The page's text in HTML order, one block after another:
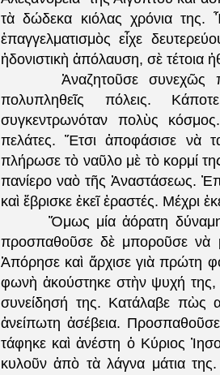
τὰ δώδεκα κιόλας χρόνια
ἐπαγγελματισμὸς εἶχε
ἡδονιστικὴ ἀπόλαυση, σὲ τέτοια
Ἀναζητοῦσε συνεχῶς
πολυπληθεῖς πόλεις.
συγκεντρωνόταν πολὺς
πελάτες. Ἔτσι ἀποφάσισε νὰ
πλήρωσε τὸ ναῦλο μὲ τὸ κορμί
πανίερο ναὸ τῆς Ἀναστάσεως.
καὶ ἔβρισκε ἐκεῖ ἐραστές. Μέχρι
Ὅμως μία ἀόρατη
προσπαθοῦσε δὲ μποροῦσε νὰ
Ἀπόρησε καὶ ἄρχισε γιὰ πρώτη
φωνὴ ἀκούστηκε στὴν ψυχή
συνείδησή της. Κατάλαβε πὼς
ἀνείπωτη ἀσέβεια.
τάφηκε καὶ ἀνέστη ὁ Κύριος
κυλοῦν ἀπὸ τὰ λάγνα μάτια της.